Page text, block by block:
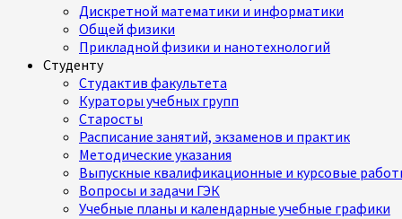
Дискретной математики и информатики
Общей физики
Прикладной физики и нанотехнологий
Студенту
Студактив факультета
Кураторы учебных групп
Старосты
Расписание занятий, экзаменов и практик
Методические указания
Выпускные квалификационные и курсовые
Вопросы и задачи ГЭК
Учебные планы и календарные учебные графики